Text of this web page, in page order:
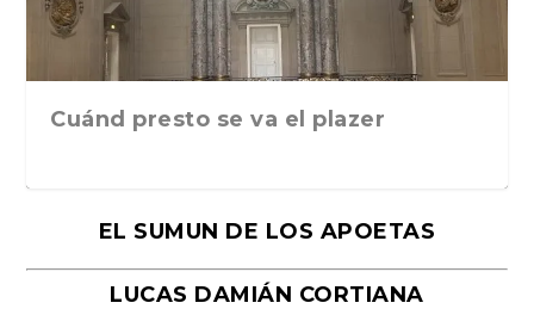
Cuánd presto se va el plazer
EL SUMUN DE LOS APOETAS
LUCAS DAMIÁN CORTIANA